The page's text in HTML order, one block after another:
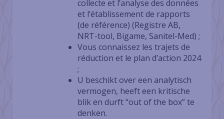
collecte et l’analyse des données
et l’établissement de rapports
(de référence) (Registre AB,
NRT-tool, Bigame, Sanitel-Med) ;
Vous connaissez les trajets de
réduction et le plan d’action 2024
;
U beschikt over een analytisch
vermogen, heeft een kritische
blik en durft “out of the box” te
denken.